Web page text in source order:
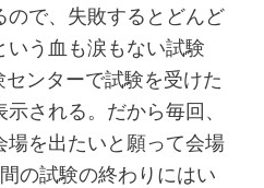
ので、失敗するとどんど
いう血も涙もない試験
ンターで試験を受けた
される。だから毎回、
を出たいと願って会場
の試験の終わりにはい